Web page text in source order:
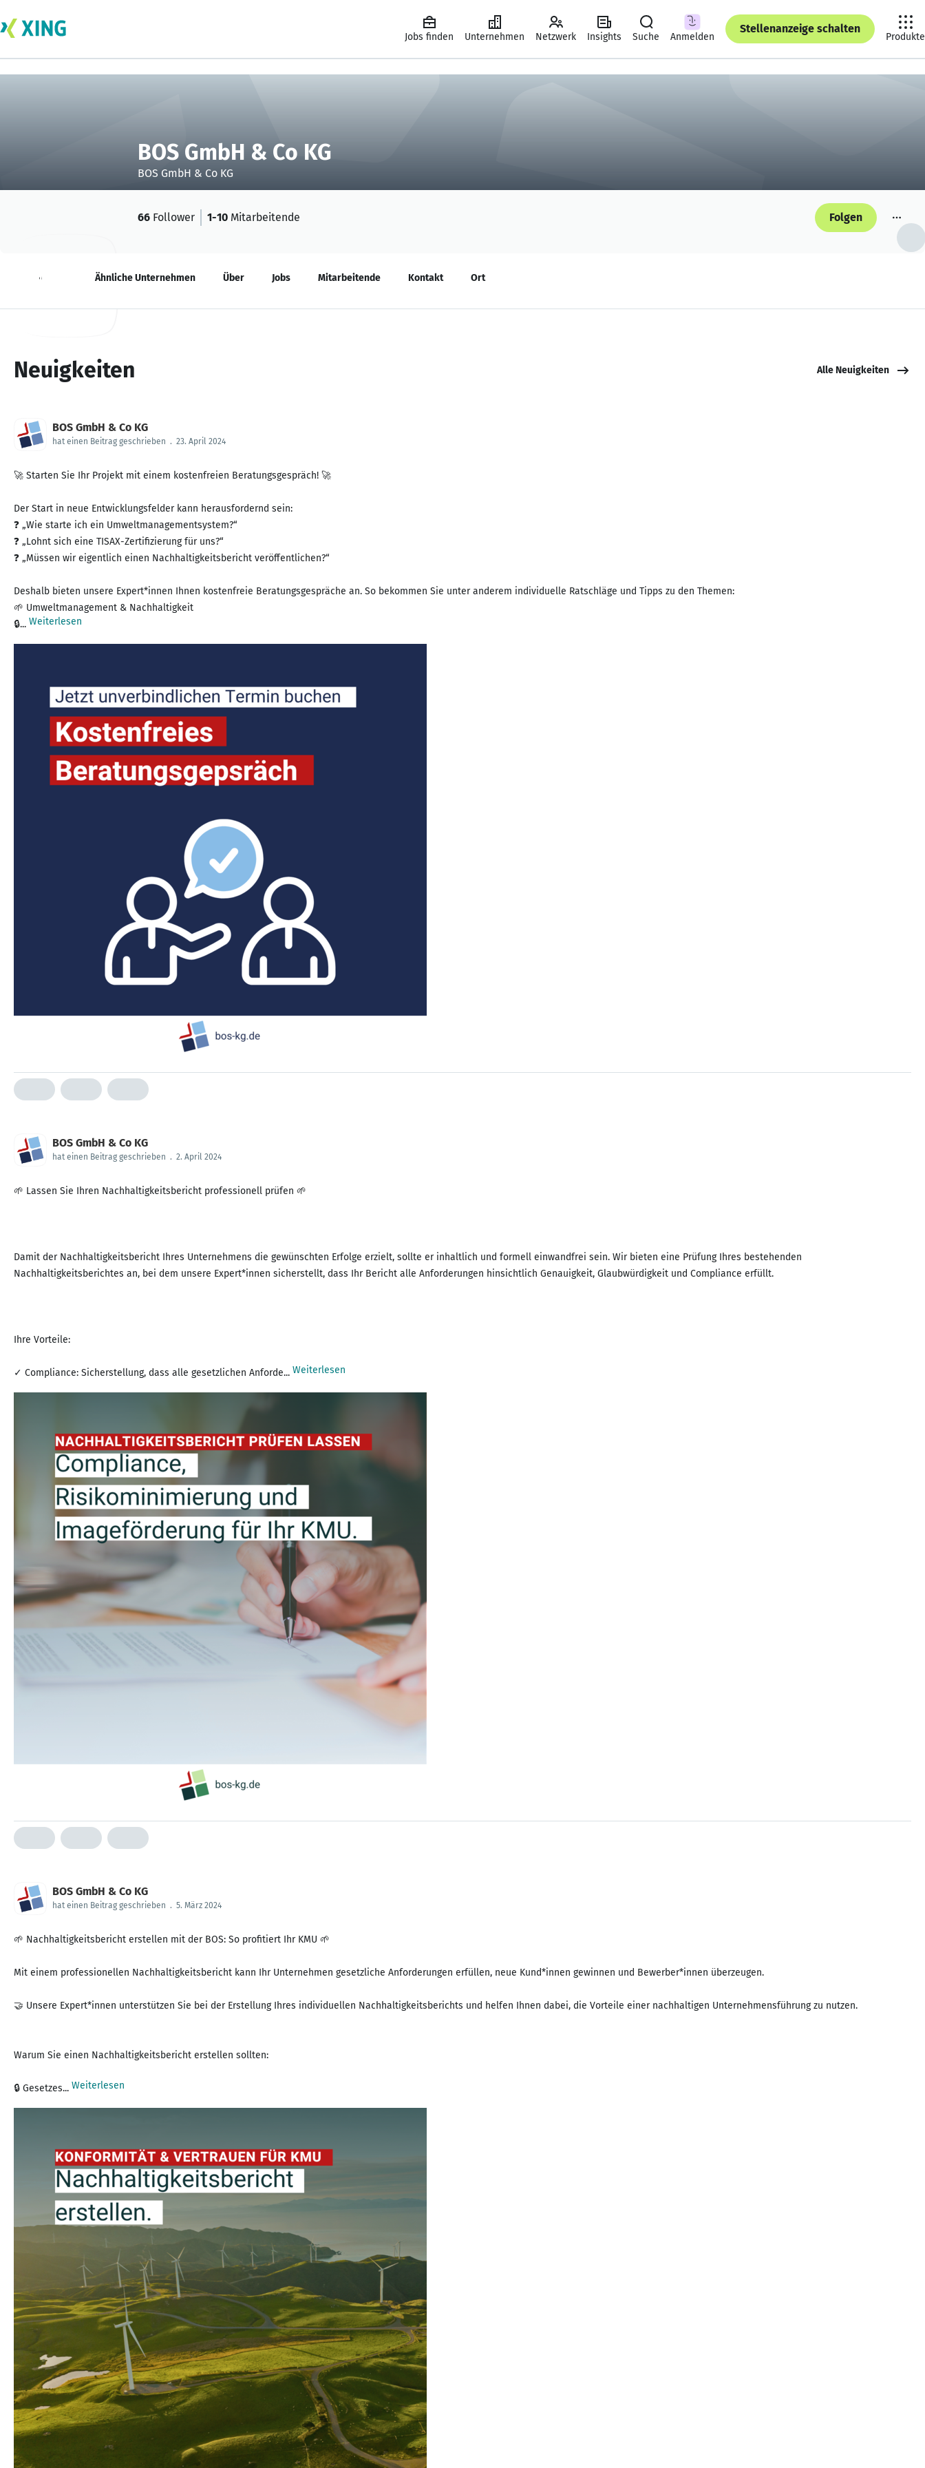
Jobs finden Unternehmen Netzwerk Insights Suche Anmelden
Stellenanzeige schalten
Produkte
BOS GmbH & Co KG
BOS GmbH & Co KG
66 Follower 1-10 Mitarbeitende Folgen
Neuigkeiten Ähnliche Unternehmen Über Jobs Mitarbeitende Kontakt Ort
Neuigkeiten Alle Neuigkeiten
BOS GmbH & Co KG
hat einen Beitrag geschrieben . 23. April 2024
🚀 Starten Sie Ihr Projekt mit einem kostenfreien Beratungsgespräch! 🚀
Der Start in neue Entwicklungsfelder kann herausfordernd sein:
❓ „Wie starte ich ein Umweltmanagementsystem?“
❓ „Lohnt sich eine TISAX-Zertifizierung für uns?“
❓ „Müssen wir eigentlich einen Nachhaltigkeitsbericht veröffentlichen?“
Deshalb bieten unsere Expert*innen Ihnen kostenfreie Beratungsgespräche an. So bekommen Sie unter anderem individuelle Ratschläge und Tipps zu den Themen:
🌱 Umweltmanagement & Nachhaltigkeit
🔒... Weiterlesen
BOS GmbH & Co KG
hat einen Beitrag geschrieben . 2. April 2024
🌱 Lassen Sie Ihren Nachhaltigkeitsbericht professionell prüfen 🌱
Damit der Nachhaltigkeitsbericht Ihres Unternehmens die gewünschten Erfolge erzielt, sollte er inhaltlich und formell einwandfrei sein. Wir bieten eine Prüfung Ihres bestehenden
Nachhaltigkeitsberichtes an, bei dem unsere Expert*innen sicherstellt, dass Ihr Bericht alle Anforderungen hinsichtlich Genauigkeit, Glaubwürdigkeit und Compliance erfüllt.
Ihre Vorteile:
✓ Compliance: Sicherstellung, dass alle gesetzlichen Anforde... Weiterlesen
BOS GmbH & Co KG
hat einen Beitrag geschrieben . 5. März 2024
🌱 Nachhaltigkeitsbericht erstellen mit der BOS: So profitiert Ihr KMU 🌱
Mit einem professionellen Nachhaltigkeitsbericht kann Ihr Unternehmen gesetzliche Anforderungen erfüllen, neue Kund*innen gewinnen und Bewerber*innen überzeugen.
🤝 Unsere Expert*innen unterstützen Sie bei der Erstellung Ihres individuellen Nachhaltigkeitsberichts und helfen Ihnen dabei, die Vorteile einer nachhaltigen Unternehmensführung zu nutzen.
Warum Sie einen Nachhaltigkeitsbericht erstellen sollten:
🔒 Gesetzes... Weiterlesen